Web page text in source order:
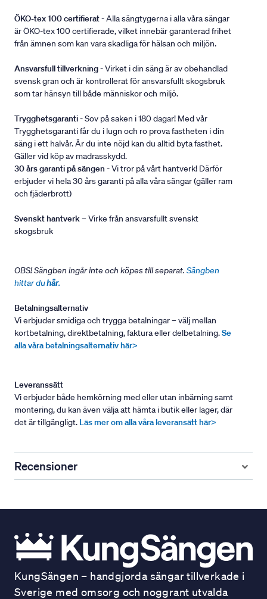
ÖKO-tex 100 certifierat- Alla sängtygerna i alla våra sängar
är ÖKO-tex 100 certifierade, vilket innebär garanterad frihet
från ämnen som kan vara skadliga för hälsan och miljön.
Ansvarsfull tillverkning- Virket i din säng är av obehandlad
svensk gran och är kontrollerat för ansvarsfullt skogsbruk
som tar hänsyn till både människor och miljö.
Trygghetsgaranti- Sov på saken i 180 dagar! Med vår
Trygghetsgaranti får du i lugn och ro prova fastheten i din
säng i ett halvår. Är du inte nöjd kan du alltid byta fasthet.
Gäller vid köp av madrasskydd.
30 års garanti på sängen - Vi tror på vårt hantverk! Därför
erbjuder vi hela 30 års garanti på alla våra sängar (gäller ram
och fjäderbrott)
Svenskt hantverk– Virke från ansvarsfullt svenskt
skogsbruk
OBS! Sängben ingår inte och köpes till separat. Sängben
hittar duhär.
Betalningsalternativ
Vi erbjuder smidiga och trygga betalningar – välj mellan
kortbetalning, direktbetalning, faktura eller delbetalning.Se
alla våra betalningsalternativ här>
Leveranssätt
Vi erbjuder både hemkörning med eller utan inbärning samt
montering, du kan även välja att hämta i butik eller lager, där
det är tillgängligt. Läs mer om alla våra leveransätt här>
Recensioner
KungSängen – handgjorda sängar tillverkade i
Sverige med omsorg och noggrant utvalda